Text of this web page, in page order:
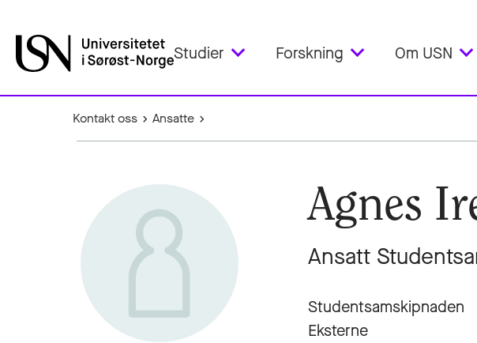
Studier Forskning Om USN
Kontakt oss Ansatte
Agnes
Ansatt
Studentsamskipnaden
Eksterne